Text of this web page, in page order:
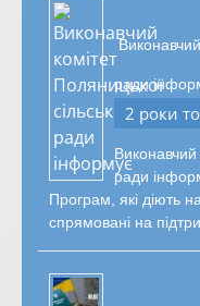
ради
2 роки
Виконавчий
ради
Програм, які діють
спрямовані на